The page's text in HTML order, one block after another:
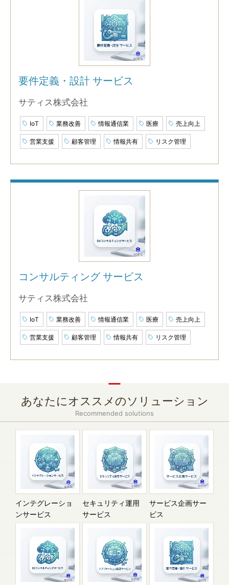
要件定義・設計 サービス
サティス株式会社
IoT 業務改善 情報通信業 医療 売上向上
営業支援 顧客管理 情報共有 リスク管理
コンサルティング サービス
サティス株式会社
IoT 業務改善 情報通信業 医療 売上向上
営業支援 顧客管理 情報共有 リスク管理
あなたにオススメのソリューション
Recommended solutions
インテグレーショ
ンサービス
セキュリティ運用
サービス
サービス企画サー
ビス